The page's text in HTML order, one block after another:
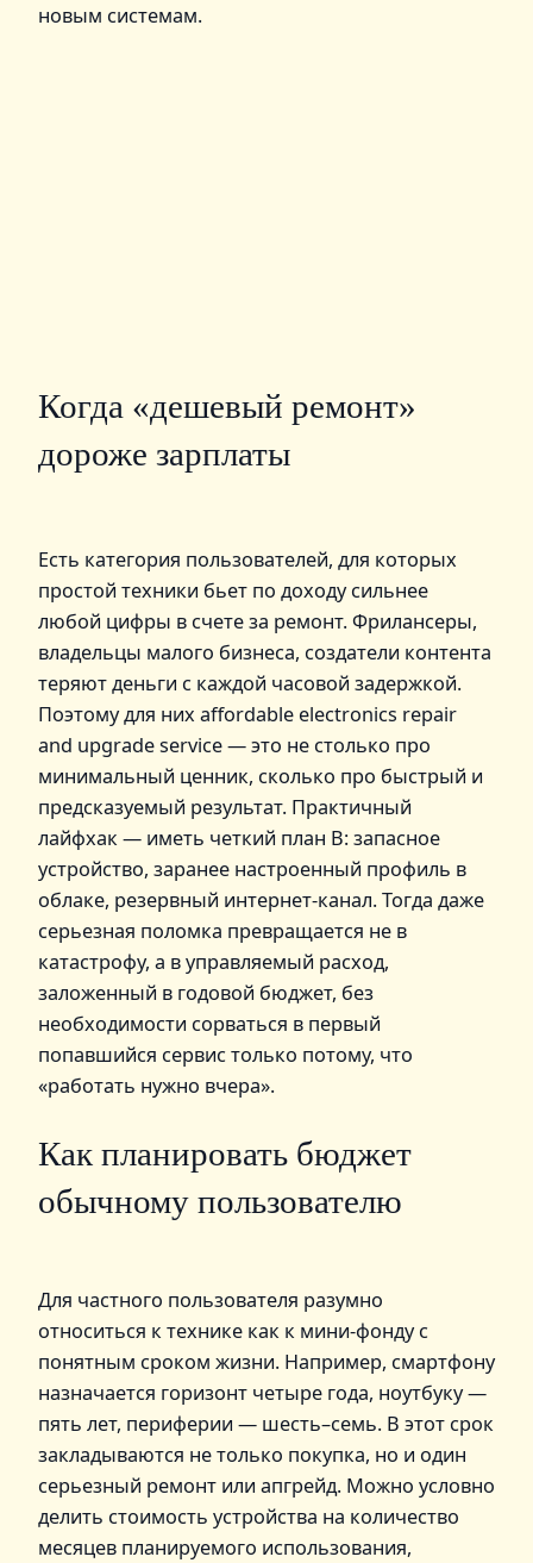
новым системам.
Когда «дешевый ремонт»
дороже зарплаты
Есть категория пользователей, для которых
простой техники бьет по доходу сильнее
любой цифры в счете за ремонт. Фрилансеры,
владельцы малого бизнеса, создатели контента
теряют деньги с каждой часовой задержкой.
Поэтому для них affordable electronics repair
and upgrade service — это не столько про
минимальный ценник, сколько про быстрый и
предсказуемый результат. Практичный
лайфхак — иметь четкий план B: запасное
устройство, заранее настроенный профиль в
облаке, резервный интернет-канал. Тогда даже
серьезная поломка превращается не в
катастрофу, а в управляемый расход,
заложенный в годовой бюджет, без
необходимости сорваться в первый
попавшийся сервис только потому, что
«работать нужно вчера».
Как планировать бюджет
обычному пользователю
Для частного пользователя разумно
относиться к технике как к мини-фонду с
понятным сроком жизни. Например, смартфону
назначается горизонт четыре года, ноутбуку —
пять лет, периферии — шесть–семь. В этот срок
закладываются не только покупка, но и один
серьезный ремонт или апгрейд. Можно условно
делить стоимость устройства на количество
месяцев планируемого использования,